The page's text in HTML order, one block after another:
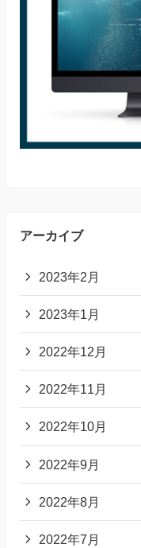
アーカイブ
2023年2月
2023年1月
2022年12月
2022年11月
2022年10月
2022年9月
2022年8月
2022年7月